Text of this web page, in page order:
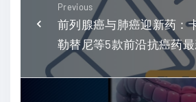
Previous
前列腺癌与肺癌迎新药：
勒替尼等5款前沿抗癌药